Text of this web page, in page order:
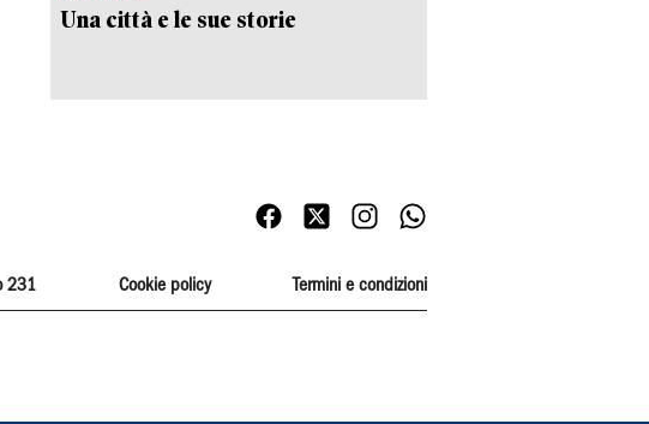
Una città e le sue storie
231 Cookie policy Termini e condizioni